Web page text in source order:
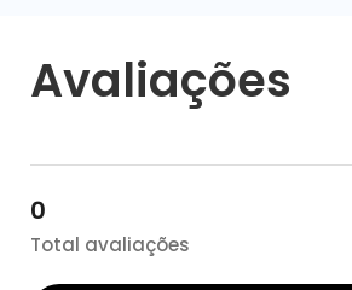
Avaliações
0
Total avaliações